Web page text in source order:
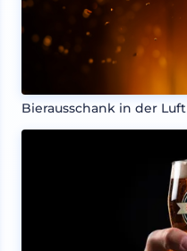
Bierausschank in der Luft